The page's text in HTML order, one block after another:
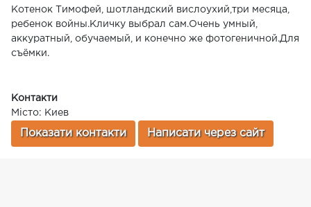
Котенок Тимофей, шотландский вислоухий,три месяца,
ребенок войны.Кличку выбрал сам.Очень умный,
аккуратный, обучаемый, и конечно же фотогеничной.Для
съёмки.
Контакти
Місто: Киев
Показати контакти Написати через сайт